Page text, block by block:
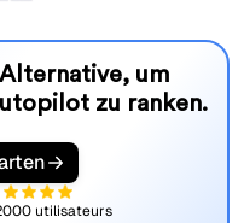
um
zu ranken.
utilisateurs